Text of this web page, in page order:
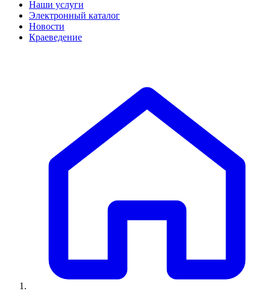
Наши услуги
Электронный каталог
Новости
Краеведение